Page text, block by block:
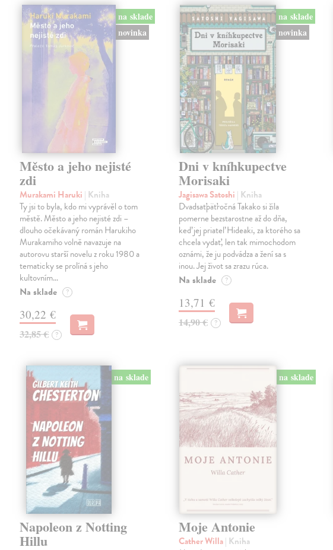
na sklade
novinka
Město a jeho nejisté
zdi
Murakami Haruki | Kniha
Ty jsi to byla, kdo mi vyprávěl o tom
městě. Město a jeho nejisté zdi –
dlouho očekávaný román Harukiho
Murakamiho volně navazuje na
autorovu starší novelu z roku 1980 a
tematicky se prolíná s jeho
kultovním…
Na sklade ?
30,22 €
32,85 € ?
na sklade
novinka
Dni v kníhkupectve
Morisaki
Jagisawa Satoshi | Kniha
Dvadsaťpäťročná Takako si žila
pomerne bezstarostne až do dňa,
keď jej priateľ Hideaki, za ktorého sa
chcela vydať, len tak mimochodom
oznámi, že ju podvádza a žení sa s
inou. Jej život sa zrazu rúca.
Na sklade ?
13,71 €
14,90 € ?
na sklade
Napoleon z Notting
Hillu
na sklade
Moje Antonie
Cather Willa| Kniha